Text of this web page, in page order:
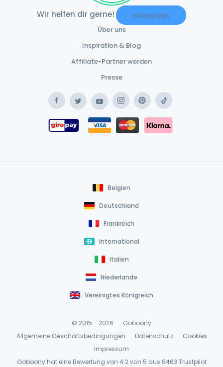
Wir helfen dir gerne! Hilfebereich
Über uns
Inspiration & Blog
Affiliate-Partner werden
Presse
FacebookTwitterYouTubeInstagramPinterestTikTok
Safe Payment GiropaySafe Payment Card
Safe Payment
Belgien
Deutschland
Frankreich
International
Italien
Niederlande
Vereinigtes Königreich
© 2015 - 2026
Goboony
Allgemeine Geschäftsbedingungen
Datenschutz
Cookies
Impressum
Goboony hat eine Bewertung von 4.2 von 5 aus 8463 Trustpilot